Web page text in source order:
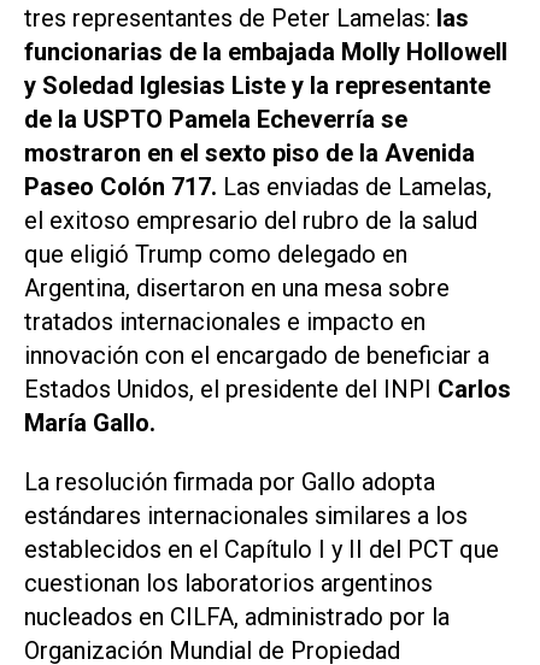
tres representantes de Peter Lamelas: las
funcionarias de la embajada Molly Hollowell
y Soledad Iglesias Liste y la representante
de la USPTO Pamela Echeverría se
mostraron en el sexto piso de la Avenida
Paseo Colón 717. Las enviadas de Lamelas,
el exitoso empresario del rubro de la salud
que eligió Trump como delegado en
Argentina, disertaron en una mesa sobre
tratados internacionales e impacto en
innovación con el encargado de beneficiar a
Estados Unidos, el presidente del INPI Carlos
María Gallo.
La resolución firmada por Gallo adopta
estándares internacionales similares a los
establecidos en el Capítulo I y II del PCT que
cuestionan los laboratorios argentinos
nucleados en CILFA, administrado por la
Organización Mundial de Propiedad